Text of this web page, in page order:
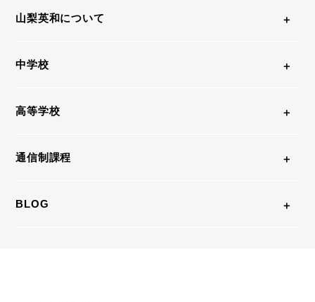
山梨英和について
中学校
高等学校
通信制課程
BLOG